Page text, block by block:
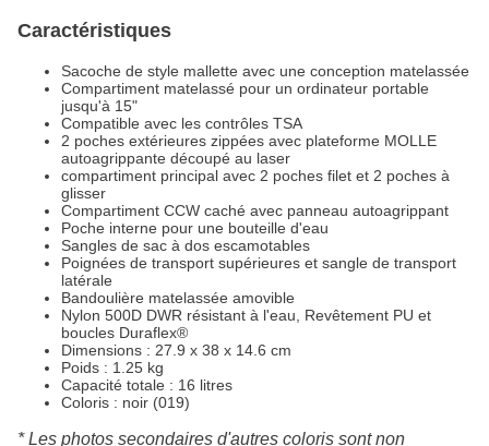
Caractéristiques
Sacoche de style mallette avec une conception matelassée
Compartiment matelassé pour un ordinateur portable
jusqu'à 15"
Compatible avec les contrôles TSA
2 poches extérieures zippées avec plateforme MOLLE
autoagrippante découpé au laser
compartiment principal avec 2 poches filet et 2 poches à
glisser
Compartiment CCW caché avec panneau autoagrippant
Poche interne pour une bouteille d'eau
Sangles de sac à dos escamotables
Poignées de transport supérieures et sangle de transport
latérale
Bandoulière matelassée amovible
Nylon 500D DWR résistant à l'eau, Revêtement PU et
boucles Duraflex®
Dimensions : 27.9 x 38 x 14.6 cm
Poids : 1.25 kg
Capacité totale : 16 litres
Coloris : noir (019)
* Les photos secondaires d'autres coloris sont non